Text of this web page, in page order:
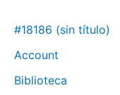
#18186 (sin título)
Account
Biblioteca